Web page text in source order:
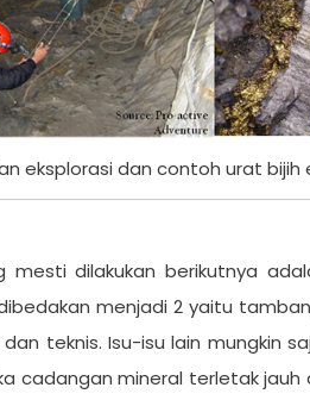
eksplorasi dan contoh urat bijih
dilakukan berikutnya
menjadi 2 yaitu
teknis. Isu-isu lain mungkin
cadangan mineral terletak